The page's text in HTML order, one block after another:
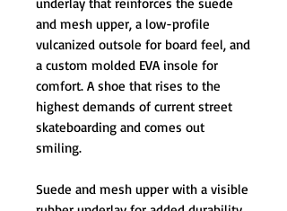
underlay that reinforces the suede
and mesh upper, a low-profile
vulcanized outsole for board feel, and
a custom molded EVA insole for
comfort. A shoe that rises to the
highest demands of current street
skateboarding and comes out
smiling.
Suede and mesh upper with a visible